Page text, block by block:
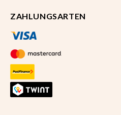
ZAHLUNGSARTEN